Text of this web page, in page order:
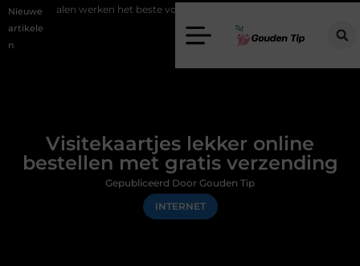
Nieuwe
artikele
n
werken het beste voor vastgoedmarketing?
Visitekaartjes lekker online
bestellen met gratis verzending
INTERNET
Gepubliceerd Door Gouden Tip